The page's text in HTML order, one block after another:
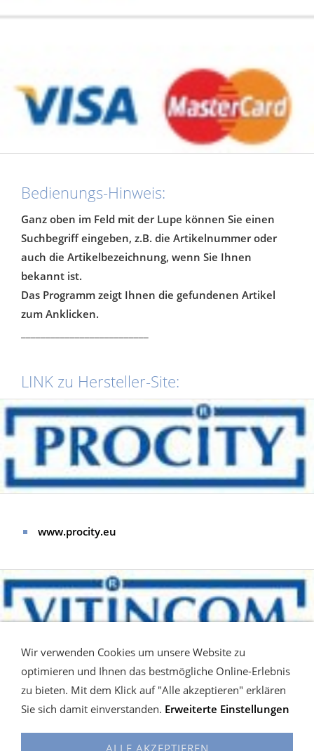
Bedienungs-Hinweis:
Ganz oben im Feld mit der Lupe können Sie einen
Suchbegriff eingeben, z.B. die Artikelnummer oder
auch die Artikelbezeichnung, wenn Sie Ihnen
bekannt ist.
Das Programm zeigt Ihnen die gefundenen Artikel
zum Anklicken.
LINK zu Hersteller-Site:
www.procity.eu
Wir verwenden Cookies um unsere Website zu
optimieren und Ihnen das bestmögliche Online-Erlebnis
zu bieten. Mit dem Klick auf "Alle akzeptieren" erklären
Sie sich damit einverstanden. Erweiterte Einstellungen
ALLE AKZEPTIEREN